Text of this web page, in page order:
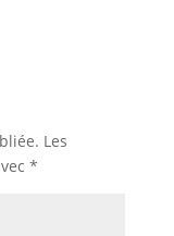
Les
*